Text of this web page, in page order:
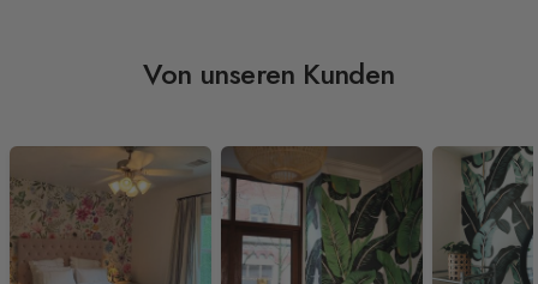
Von unseren Kunden